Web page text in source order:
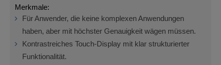
Merkmale:
Für Anwender, die keine komplexen Anwendungen
haben, aber mit höchster Genauigkeit wägen müssen.
Kontrastreiches Touch-Display mit klar strukturierter
Funktionalität.